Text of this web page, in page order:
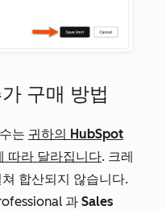
구매 방법
는 귀하의 HubSpot
따라 달라집니다. 크레
합산되지 않습니다.
과 Sales